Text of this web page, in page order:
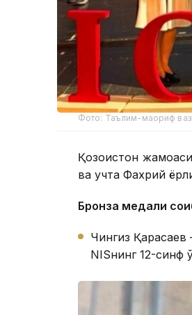
Фото: Таълим-маориф
Қозоғистон
ва учта Фахрий
Бронза медали
Чингиз
NISнинг 12-синф